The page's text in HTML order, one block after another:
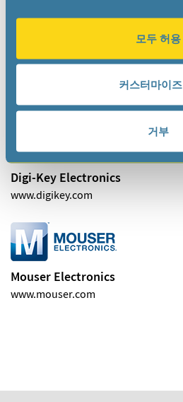
모두 허용
커스터마이즈
거부
Digi-Key Electronics
www.digikey.com
Mouser Electronics
www.mouser.com